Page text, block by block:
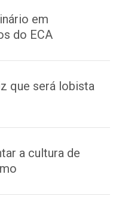
em
do ECA
que será lobista
a cultura de